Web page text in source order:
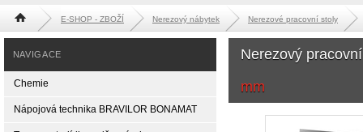
Hlavní stránka E-SHOP - ZBOŽÍ Nerezový nábytek Nerezové pracovní stoly
Nerezový
mm
NAVIGACE
Chemie
Nápojová technika BRAVILOR BONAMAT